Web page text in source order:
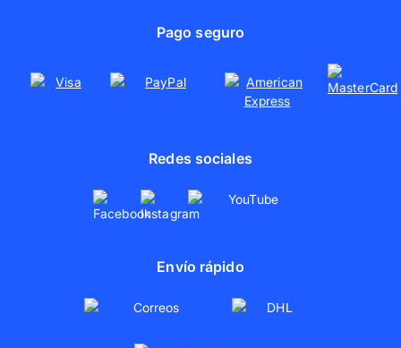
Pósters personalizados
Uso responsable de materiales
Pago seguro
Redes sociales
Envío rápido